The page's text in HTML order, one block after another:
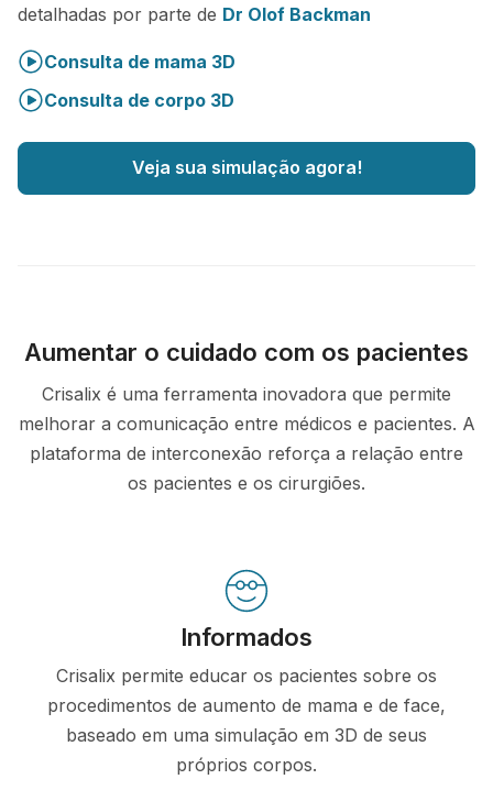
detalhadas por parte de Dr Olof Backman
Consulta de mama 3D
Consulta de corpo 3D
Veja sua simulação agora!
Aumentar o cuidado com os pacientes
Crisalix é uma ferramenta inovadora que permite
melhorar a comunicação entre médicos e pacientes. A
plataforma de interconexão reforça a relação entre
os pacientes e os cirurgiões.
Informados
Crisalix permite educar os pacientes sobre os
procedimentos de aumento de mama e de face,
baseado em uma simulação em 3D de seus
próprios corpos.